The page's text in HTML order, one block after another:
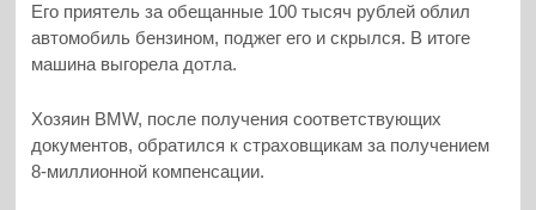
Его приятель за обещанные 100 тысяч рублей облил
автомобиль бензином, поджег его и скрылся. В итоге
машина выгорела дотла.
Хозяин BMW, после получения соответствующих
документов, обратился к страховщикам за получением
8-миллионной компенсации.